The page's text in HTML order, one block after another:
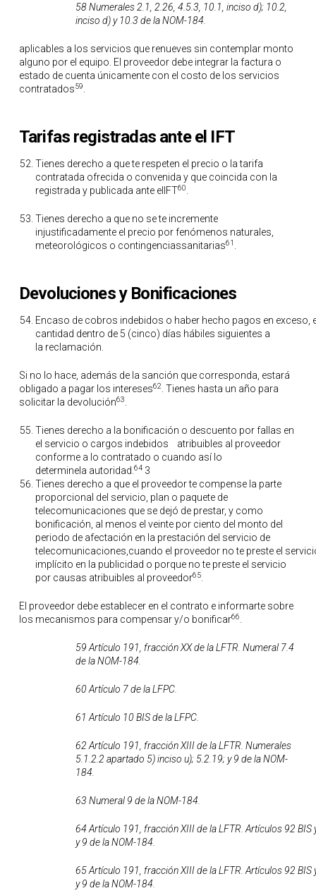
58 Numerales 2.1, 2.26, 4.5.3, 10.1, inciso d); 10.2,
inciso d) y 10.3 de la NOM-184.
aplicables a los servicios que renueves sin contemplar monto
alguno por el equipo. El proveedor debe integrar la factura o
estado de cuenta únicamente con el costo de los servicios
contratados59
Tarifas registradas ante el IFT
Tienes derecho a que te respeten el precio o la tarifa
contratada ofrecida o convenida y que coincida con la
registrada y publicada ante elIFT60
Tienes derecho a que no se te incremente
injustificadamente el precio por fenómenos naturales,
meteorológicos o contingenciassanitarias61
Devoluciones y Bonificaciones
Encaso de cobros indebidos o haber hecho pagos en exceso,
cantidad dentro de 5 (cinco) días hábiles siguientes a
la reclamación.
Si no lo hace, además de la sanción que corresponda, estará
obligado a pagar los intereses62. Tienes hasta un año para
solicitar la devolución63
Tienes derecho a la bonificación o descuento por fallas en
el servicio o cargos indebidos atribuibles al proveedor
conforme a lo contratado o cuando así lo
determinela autoridad.64 3
Tienes derecho a que el proveedor te compense la parte
proporcional del servicio, plan o paquete de
telecomunicaciones que se dejó de prestar, y como
bonificación, al menos el veinte por ciento del monto del
periodo de afectación en la prestación del servicio de
telecomunicaciones,cuando el proveedor no te preste el
implícito en la publicidad o porque no te preste el servicio
por causas atribuibles al proveedor65
El proveedor debe establecer en el contrato e informarte sobre
los mecanismos para compensar y/o bonificar66
59 Artículo 191, fracción XX de la LFTR. Numeral 7.4
de la NOM-184.
60 Artículo 7 de la LFPC.
61 Artículo 10 BIS de la LFPC.
62 Artículo 191, fracción XIII de la LFTR. Numerales
5.1.2.2 apartado 5) inciso u); 5.2.19; y 9 de la NOM-
184.
63 Numeral 9 de la NOM-184.
64 Artículo 191, fracción XIII de la LFTR. Artículos 92
y 9 de la NOM-184.
65 Artículo 191, fracción XIII de la LFTR. Artículos 92
y 9 de la NOM-184.